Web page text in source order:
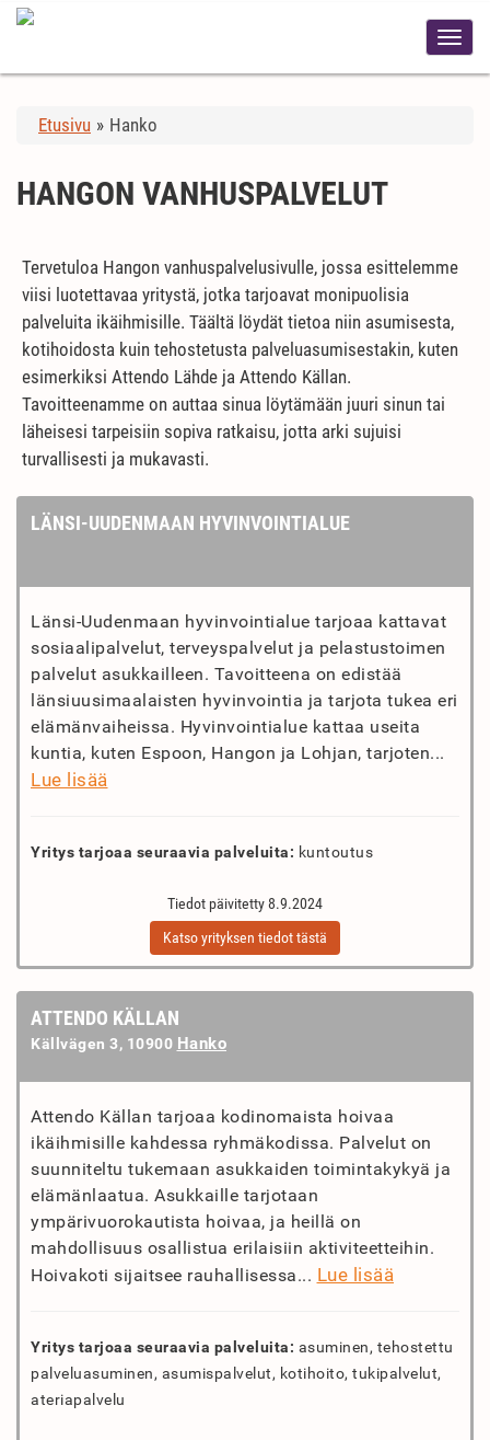
Etusivu » Hanko
HANGON VANHUSPALVELUT
Tervetuloa Hangon vanhuspalvelusivulle, jossa esittelemme
viisi luotettavaa yritystä, jotka tarjoavat monipuolisia
palveluita ikäihmisille. Täältä löydät tietoa niin asumisesta,
kotihoidosta kuin tehostetusta palveluasumisestakin, kuten
esimerkiksi Attendo Lähde ja Attendo Källan.
Tavoitteenamme on auttaa sinua löytämään juuri sinun tai
läheisesi tarpeisiin sopiva ratkaisu, jotta arki sujuisi
turvallisesti ja mukavasti.
LÄNSI-UUDENMAAN HYVINVOINTIALUE
Länsi-Uudenmaan hyvinvointialue tarjoaa kattavat
sosiaalipalvelut, terveyspalvelut ja pelastustoimen
palvelut asukkailleen. Tavoitteena on edistää
länsiuusimaalaisten hyvinvointia ja tarjota tukea eri
elämänvaiheissa. Hyvinvointialue kattaa useita
kuntia, kuten Espoon, Hangon ja Lohjan, tarjoten...
Lue lisää
Yritys tarjoaa seuraavia palveluita: kuntoutus
Tiedot päivitetty 8.9.2024
Katso yrityksen tiedot tästä
ATTENDO KÄLLAN
Källvägen 3, 10900 Hanko
Attendo Källan tarjoaa kodinomaista hoivaa
ikäihmisille kahdessa ryhmäkodissa. Palvelut on
suunniteltu tukemaan asukkaiden toimintakykyä ja
elämänlaatua. Asukkaille tarjotaan
ympärivuorokautista hoivaa, ja heillä on
mahdollisuus osallistua erilaisiin aktiviteetteihin.
Hoivakoti sijaitsee rauhallisessa... Lue lisää
Yritys tarjoaa seuraavia palveluita: asuminen, tehostettu
palveluasuminen, asumispalvelut, kotihoito, tukipalvelut,
ateriapalvelu